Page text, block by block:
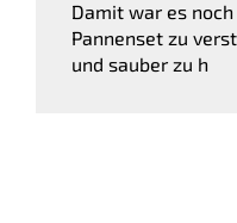
Damit war es
Pannenset zu
und sauber zu h